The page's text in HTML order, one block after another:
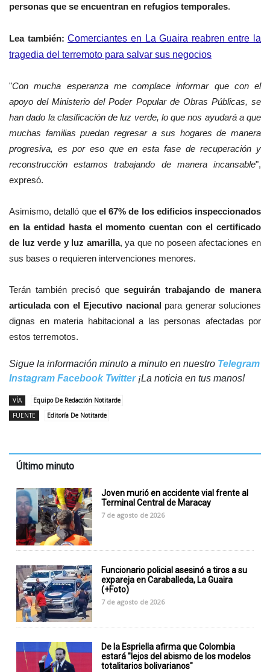
personas que se encuentran en refugios temporales.
Lea también: Comerciantes en La Guaira reabren entre la
tragedia del terremoto para salvar sus negocios
"Con mucha esperanza me complace informar que con el
apoyo del Ministerio del Poder Popular de Obras Públicas, se
han dado la clasificación de luz verde, lo que nos ayudará a que
muchas familias puedan regresar a sus hogares de manera
progresiva, es por eso que en esta fase de recuperación y
reconstrucción estamos trabajando de manera incansable",
expresó.
Asimismo, detalló que el 67% de los edificios inspeccionados
en la entidad hasta el momento cuentan con el certificado
de luz verde y luz amarilla, ya que no poseen afectaciones en
sus bases o requieren intervenciones menores.
Terán también precisó queseguirán trabajando de manera
articulada con el Ejecutivo nacionalpara generar soluciones
dignas en materia habitacional a las personas afectadas por
estos terremotos.
Sigue la información minuto a minuto en nuestro Telegram
Instagram Facebook Twitter¡La noticia en tus manos!
VÍA
Equipo De Redacción Notitarde
FUENTE
Editoría De Notitarde
Último minuto
Joven murió en accidente vial frente al
Terminal Central de Maracay
7 de agosto de 2026
Funcionario policial asesinó a tiros a su
expareja en Caraballeda, La Guaira
(+Foto)
7 de agosto de 2026
De la Espriella afirma que Colombia
estará "lejos del abismo de los modelos
totalitarios bolivarianos"